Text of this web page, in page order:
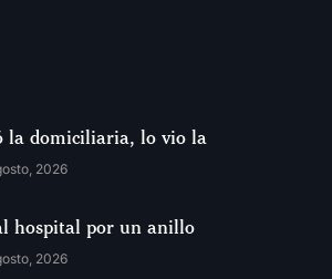
la domiciliaria, lo vio la
2026
hospital por un anillo
2026